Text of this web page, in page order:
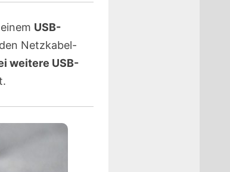
USB-
Netzkabel-
weitere USB-